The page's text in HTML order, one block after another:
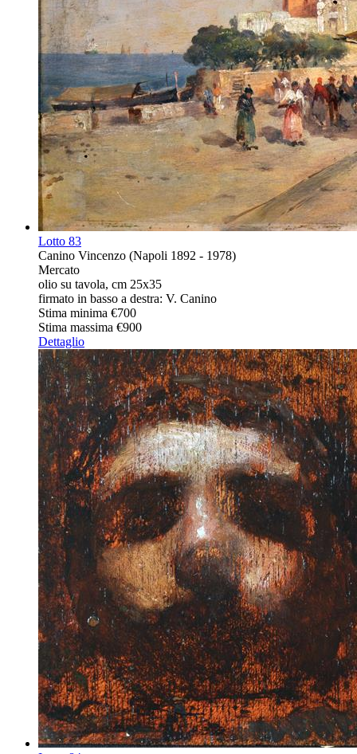
Lotto 83
Canino Vincenzo (Napoli 1892 - 1978)
Mercato
olio su tavola, cm 25x35
firmato in basso a destra: V. Canino
Stima minima €700
Stima massima €900
Dettaglio